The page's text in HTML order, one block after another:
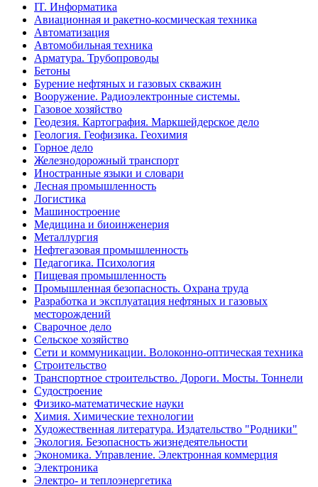
IT. Информатика
Авиационная и ракетно-космическая техника
Автоматизация
Автомобильная техника
Арматура. Трубопроводы
Бетоны
Бурение нефтяных и газовых скважин
Вооружение. Радиоэлектронные системы.
Газовое хозяйство
Геодезия. Картография. Маркшейдерское дело
Геология. Геофизика. Геохимия
Горное дело
Железнодорожный транспорт
Иностранные языки и словари
Лесная промышленность
Логистика
Машиностроение
Медицина и биоинженерия
Металлургия
Нефтегазовая промышленность
Педагогика. Психология
Пищевая промышленность
Промышленная безопасность. Охрана труда
Разработка и эксплуатация нефтяных и газовых
месторождений
Сварочное дело
Сельское хозяйство
Сети и коммуникации. Волоконно-оптическая техника
Строительство
Транспортное строительство. Дороги. Мосты. Тоннели
Судостроение
Физико-математические науки
Химия. Химические технологии
Художественная литература. Издательство "Родники"
Экология. Безопасность жизнедеятельности
Экономика. Управление. Электронная коммерция
Электроника
Электро- и теплоэнергетика